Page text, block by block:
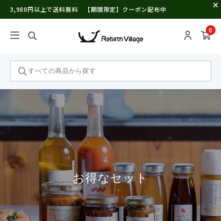
3,980円以上で送料無料 【期間限定】クーポン配布中
0
お得なセット